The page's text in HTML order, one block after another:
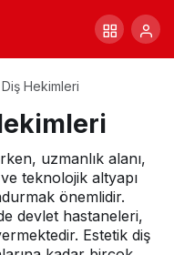
Diş Hekimleri
uzmanlık alanı,
teknolojik altyapı
önemlidir.
devlet hastaneleri,
Estetik diş
Yorum Yap